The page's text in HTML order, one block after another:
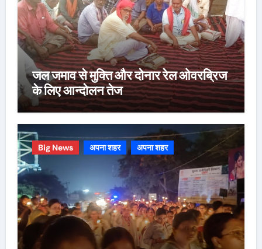
जल जमाव से मुक्ति और दोनार रेल ओवरब्रिज
के लिए आन्दोलन तेज
Big News अपना शहर अपना शहर